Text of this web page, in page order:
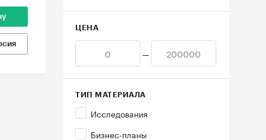
ЦЕНА
—
ТИП МАТЕРИАЛА
Исследования
Бизнес-планы